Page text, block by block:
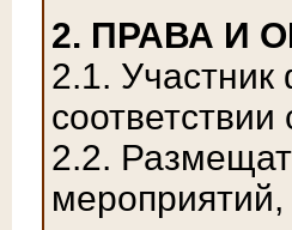
2. ПРАВА И
2.1.
2.2.
мероприятий,